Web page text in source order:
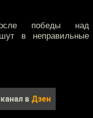
победы над
в неправильные
в Дзен